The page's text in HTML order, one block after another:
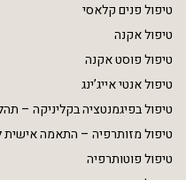
טיפול פנים קלאסי
טיפול אקנה
טיפול פוסט אקנה
טיפול אנטי אייג’ינג
טיפול בפיגמנטציה בקליניקה –
טיפול מזותרפיה – התאמה אישית
טיפול פוטותרפיה